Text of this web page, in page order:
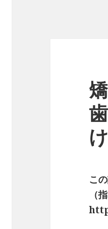
こ
（